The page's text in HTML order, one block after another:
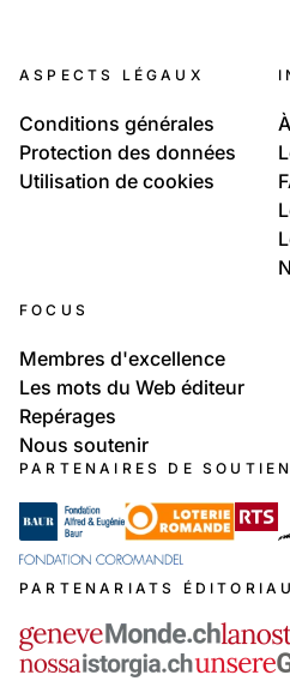
Famille Georges et Marie
ASPECTS LÉGAUX
Conditions générales
Protection des données
Utilisation de cookies
FOCUS
Membres d'excellence
Les mots du Web éditeur
Repérages
Nous soutenir
PARTENAIRES DE
PARTENARIATS